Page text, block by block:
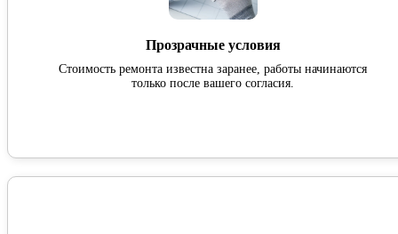
Прозрачные условия
Стоимость ремонта известна заранее, работы начинаются
только после вашего согласия.